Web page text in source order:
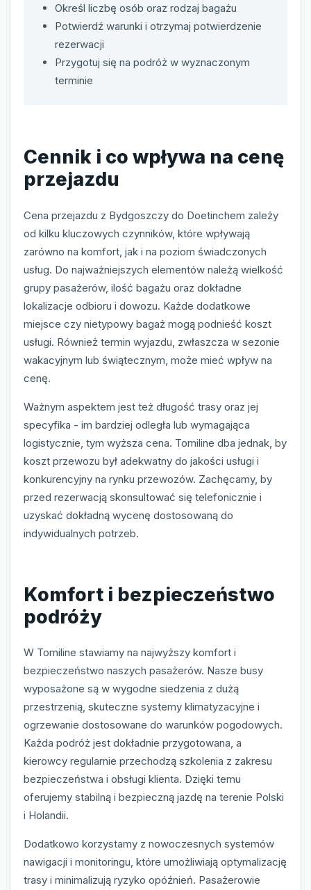
Określ liczbę osób oraz rodzaj bagażu
Potwierdź warunki i otrzymaj potwierdzenie
rezerwacji
Przygotuj się na podróż w wyznaczonym
terminie
Cennik i co wpływa na cenę
przejazdu
Cena przejazdu z Bydgoszczy do Doetinchem zależy
od kilku kluczowych czynników, które wpływają
zarówno na komfort, jak i na poziom świadczonych
usług. Do najważniejszych elementów należą wielkość
grupy pasażerów, ilość bagażu oraz dokładne
lokalizacje odbioru i dowozu. Każde dodatkowe
miejsce czy nietypowy bagaż mogą podnieść koszt
usługi. Również termin wyjazdu, zwłaszcza w sezonie
wakacyjnym lub świątecznym, może mieć wpływ na
cenę.
Ważnym aspektem jest też długość trasy oraz jej
specyfika - im bardziej odległa lub wymagająca
logistycznie, tym wyższa cena. Tomiline dba jednak, by
koszt przewozu był adekwatny do jakości usługi i
konkurencyjny na rynku przewozów. Zachęcamy, by
przed rezerwacją skonsultować się telefonicznie i
uzyskać dokładną wycenę dostosowaną do
indywidualnych potrzeb.
Komfort i bezpieczeństwo
podróży
W Tomiline stawiamy na najwyższy komfort i
bezpieczeństwo naszych pasażerów. Nasze busy
wyposażone są w wygodne siedzenia z dużą
przestrzenią, skuteczne systemy klimatyzacyjne i
ogrzewanie dostosowane do warunków pogodowych.
Każda podróż jest dokładnie przygotowana, a
kierowcy regularnie przechodzą szkolenia z zakresu
bezpieczeństwa i obsługi klienta. Dzięki temu
oferujemy stabilną i bezpieczną jazdę na terenie Polski
i Holandii.
Dodatkowo korzystamy z nowoczesnych systemów
nawigacji i monitoringu, które umożliwiają optymalizację
trasy i minimalizują ryzyko opóźnień. Pasażerowie